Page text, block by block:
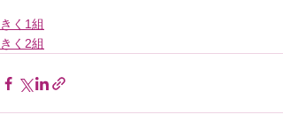
きく1組
きく2組